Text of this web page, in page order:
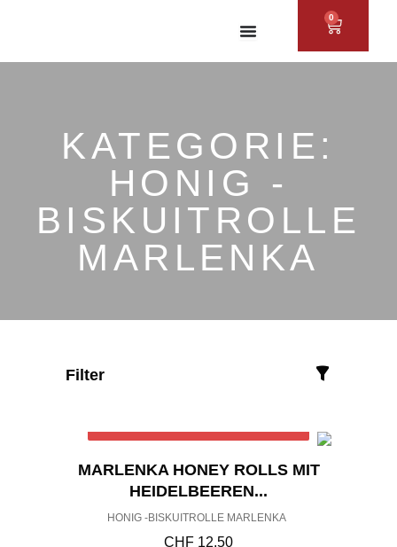
springen
0
KATEGORIE:
HONIG -
BISKUITROLLE
MARLENKA
Filter
MARLENKA HONEY ROLLS MIT
HEIDELBEEREN...
HONIG -BISKUITROLLE MARLENKA
CHF 12.50